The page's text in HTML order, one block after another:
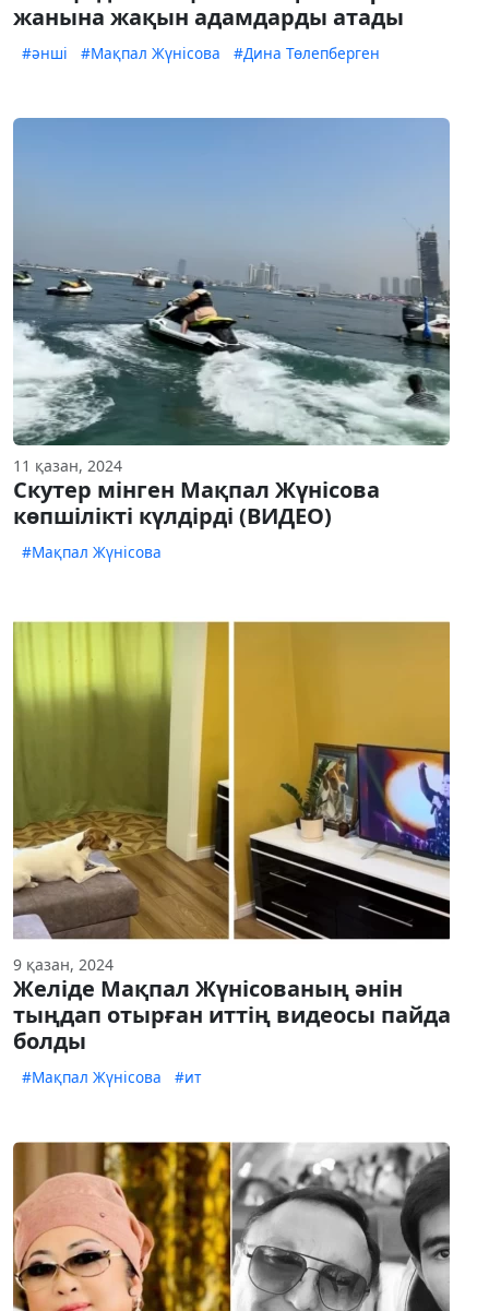
жанына жақын адамдарды атады
#әнші #Мақпал Жүнісова #Дина Төлепберген
11 қазан, 2024
Скутер мінген Мақпал Жүнісова
көпшілікті күлдірді (ВИДЕО)
#Мақпал Жүнісова
9 қазан, 2024
Желіде Мақпал Жүнісованың әнін
тыңдап отырған иттің видеосы пайда
болды
#Мақпал Жүнісова #ит